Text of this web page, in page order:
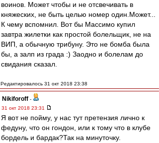
воинов. Может чтобы и не отсвечивать в
княжеских, не быть целью номер один.Может...
К чему вспомнил. Вот бы Массимо купил
завтра жилетки как простой болельщик, не на
ВИП, а обычную трибуну. Это не бомба была
бы, а залп из града :) Заодно и болелам до
свидания сказал.
Редактировалось 31 окт 2018 23:38
Nikiforoff -
31 окт 2018 23:31
Я вот не пойму, у нас тут претензия лично к
федуну, что он гондон, или к тому что в клубе
бордель и бардак?Так на минуточку.